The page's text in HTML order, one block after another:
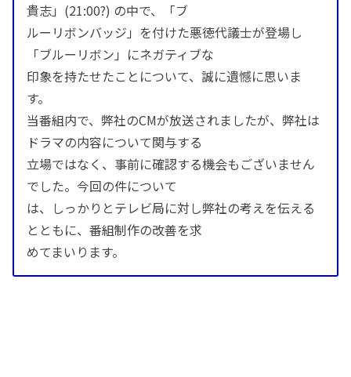
貴志」(21:00?) の中で、「ブ
ルーリボンバッジ」を付けた悪徳代議士が登場し
「ブルーリボン」にネガティブな
印象を持たせたことについて、誠に遺憾に思いま
す。
当番組内で、弊社のCMが放送されましたが、弊社は
ドラマの内容について関与する
立場ではなく、事前に確認する機会もございません
でした。今回の件について
は、しっかりとテレビ局に対し弊社の考えを伝える
とともに、番組制作の改善を求
めてまいります。